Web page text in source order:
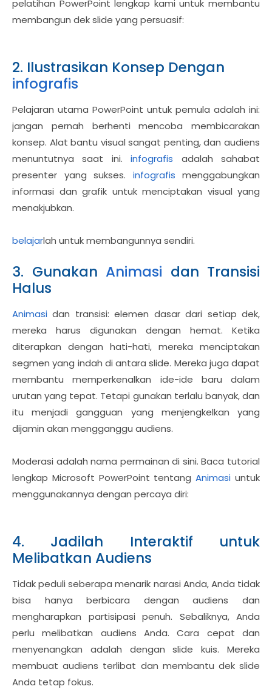
pelatihan PowerPoint lengkap kami untuk membantu
membangun dek slide yang persuasif:
2. Ilustrasikan Konsep Dengan
infografis
Pelajaran utama PowerPoint untuk pemula adalah ini:
jangan pernah berhenti mencoba membicarakan
konsep. Alat bantu visual sangat penting, dan audiens
menuntutnya saat ini.infografis adalah sahabat
presenter yang sukses. infografis menggabungkan
informasi dan grafik untuk menciptakan visual yang
menakjubkan.
belajarlah untuk membangunnya sendiri.
3. Gunakan Animasi dan Transisi
Halus
Animasi dan transisi: elemen dasar dari setiap dek,
mereka harus digunakan dengan hemat. Ketika
diterapkan dengan hati-hati, mereka menciptakan
segmen yang indah di antara slide. Mereka juga dapat
membantu memperkenalkan ide-ide baru dalam
urutan yang tepat. Tetapi gunakan terlalu banyak, dan
itu menjadi gangguan yang menjengkelkan yang
dijamin akan mengganggu audiens.
Moderasi adalah nama permainan di sini. Baca tutorial
lengkap Microsoft PowerPoint tentangAnimasi untuk
menggunakannya dengan percaya diri:
4. Jadilah Interaktif untuk
Melibatkan Audiens
Tidak peduli seberapa menarik narasi Anda, Anda tidak
bisa hanya berbicara dengan audiens dan
mengharapkan partisipasi penuh. Sebaliknya, Anda
perlu melibatkan audiens Anda. Cara cepat dan
menyenangkan adalah dengan slide kuis. Mereka
membuat audiens terlibat dan membantu dek slide
Anda tetap fokus.